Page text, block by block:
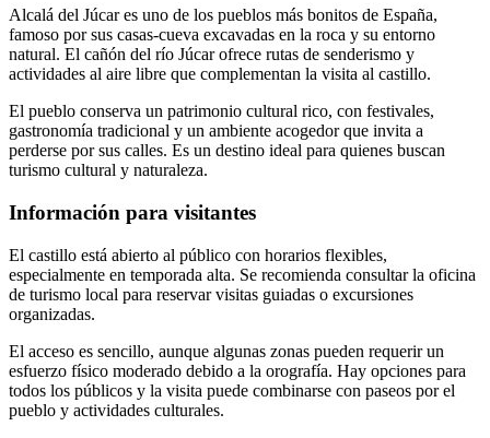
Alcalá del Júcar es uno de los pueblos más bonitos de España,
famoso por sus casas-cueva excavadas en la roca y su entorno
natural. El cañón del río Júcar ofrece rutas de senderismo y
actividades al aire libre que complementan la visita al castillo.
El pueblo conserva un patrimonio cultural rico, con festivales,
gastronomía tradicional y un ambiente acogedor que invita a
perderse por sus calles. Es un destino ideal para quienes buscan
turismo cultural y naturaleza.
Información para visitantes
El castillo está abierto al público con horarios flexibles,
especialmente en temporada alta. Se recomienda consultar la oficina
de turismo local para reservar visitas guiadas o excursiones
organizadas.
El acceso es sencillo, aunque algunas zonas pueden requerir un
esfuerzo físico moderado debido a la orografía. Hay opciones para
todos los públicos y la visita puede combinarse con paseos por el
pueblo y actividades culturales.